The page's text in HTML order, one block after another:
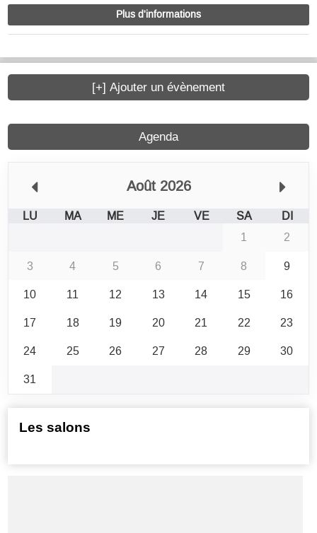
Plus d'informations
Agenda
Août 2026
LU MA ME JE VE SA
DI
1
2
3
4 5 6 7 8
9
10
11 12 13 14 15
16
17
18 19 20 21 22
23
24
25 26 27 28 29
30
31
[+] Ajouter un évènement
Les salons